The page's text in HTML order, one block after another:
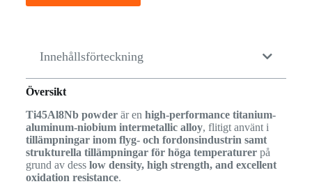
Innehållsförteckning
Översikt
Ti45Al8Nb powderär en high-performance titanium-
aluminum-niobium intermetallic alloy, flitigt använt i
tillämpningar inom flyg- och fordonsindustrin samt
strukturella tillämpningar för höga temperaturerpå
grund av dess low density, high strength, and excellent
oxidation resistance.